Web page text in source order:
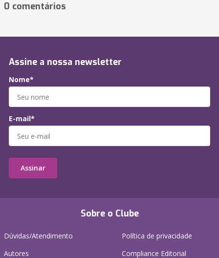
0 comentários
Sobre o Clube
Dúvidas/Atendimento
Autores
Política de privacidade
Compliance Editorial
Assine a nossa newsletter
Nome*
E-mail*
Assinar